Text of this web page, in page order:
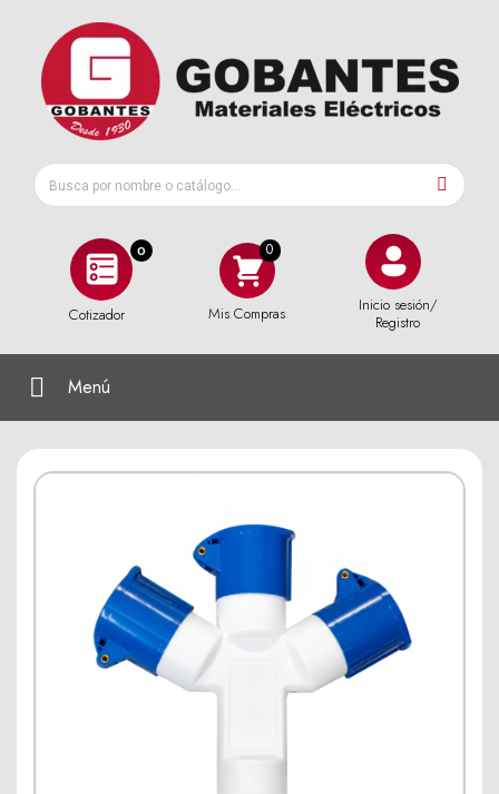
0
Cotizador Mis Compras
Inicio sesión/
Registro
Menú